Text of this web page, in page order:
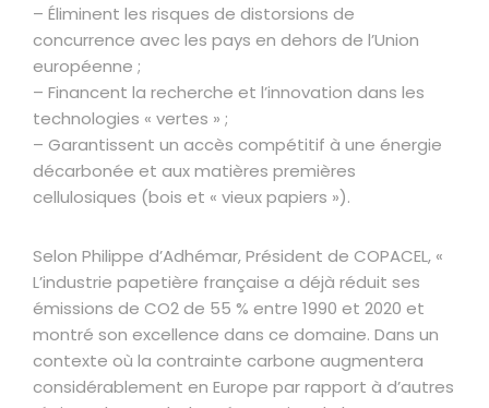
– Éliminent les risques de distorsions de
concurrence avec les pays en dehors de l’Union
européenne ;
– Financent la recherche et l’innovation dans les
technologies « vertes » ;
– Garantissent un accès compétitif à une énergie
décarbonée et aux matières premières
cellulosiques (bois et « vieux papiers »).
Selon Philippe d’Adhémar, Président de COPACEL, «
L’industrie papetière française a déjà réduit ses
émissions de CO2 de 55 % entre 1990 et 2020 et
montré son excellence dans ce domaine. Dans un
contexte où la contrainte carbone augmentera
considérablement en Europe par rapport à d’autres